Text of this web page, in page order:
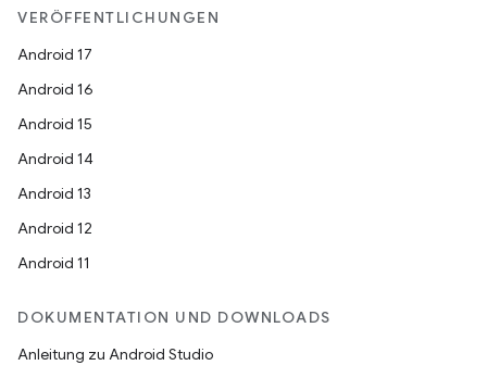
VERÖFFENTLICHUNGEN
Android 17
Android 16
Android 15
Android 14
Android 13
Android 12
Android 11
DOKUMENTATION UND DOWNLOADS
Anleitung zu Android Studio